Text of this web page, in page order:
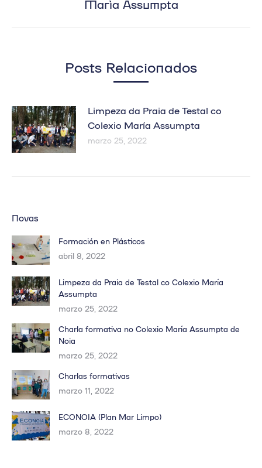
siguiente:
María Assumpta
Posts Relacionados
Limpeza da Praia de Testal co
Colexio María Assumpta
marzo 25, 2022
Novas
Formación en Plásticos
abril 8, 2022
Limpeza da Praia de Testal co Colexio María
Assumpta
marzo 25, 2022
Charla formativa no Colexio María Assumpta de
Noia
marzo 25, 2022
Charlas formativas
marzo 11, 2022
ECONOIA (Plan Mar Limpo)
marzo 8, 2022